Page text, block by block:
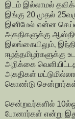
இடம் இல்லாமல்
இங்கு 20 முதல்
இனிமேல் என்ன
அகதிகளுக்கு
இலங்கையிலும்,
ஈழத்தமிழர்களுக்கு
அறிக்கை
அகதிகள்
கொண்டு
சென்றவர்களில்
போனார்கள் என்று